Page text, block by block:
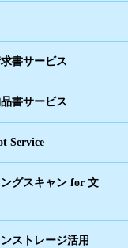
書サービス
書サービス
Service
グスキャン for 文
ストレージ活用